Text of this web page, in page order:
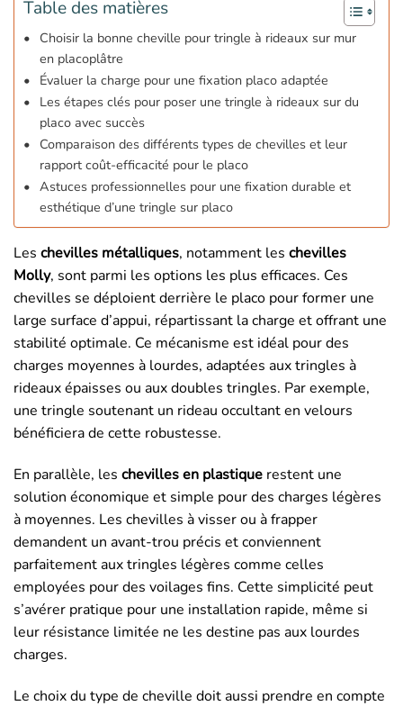
Table des matières
Choisir la bonne cheville pour tringle à rideaux sur mur
en placoplâtre
Évaluer la charge pour une fixation placo adaptée
Les étapes clés pour poser une tringle à rideaux sur du
placo avec succès
Comparaison des différents types de chevilles et leur
rapport coût-efficacité pour le placo
Astuces professionnelles pour une fixation durable et
esthétique d’une tringle sur placo
Les chevilles métalliques, notamment les chevilles
Molly, sont parmi les options les plus efficaces. Ces
chevilles se déploient derrière le placo pour former une
large surface d’appui, répartissant la charge et offrant une
stabilité optimale. Ce mécanisme est idéal pour des
charges moyennes à lourdes, adaptées aux tringles à
rideaux épaisses ou aux doubles tringles. Par exemple,
une tringle soutenant un rideau occultant en velours
bénéficiera de cette robustesse.
En parallèle, les chevilles en plastique restent une
solution économique et simple pour des charges légères
à moyennes. Les chevilles à visser ou à frapper
demandent un avant-trou précis et conviennent
parfaitement aux tringles légères comme celles
employées pour des voilages fins. Cette simplicité peut
s’avérer pratique pour une installation rapide, même si
leur résistance limitée ne les destine pas aux lourdes
charges.
Le choix du type de cheville doit aussi prendre en compte